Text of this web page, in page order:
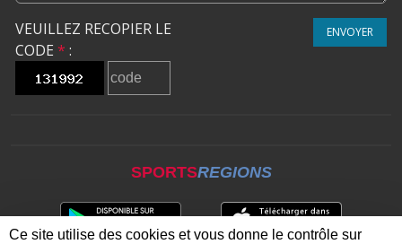
VEUILLEZ RECOPIER LE
CODE * :
ENVOYER
SPORTSREGIONS
Ce site utilise des cookies et vous donne le contrôle sur